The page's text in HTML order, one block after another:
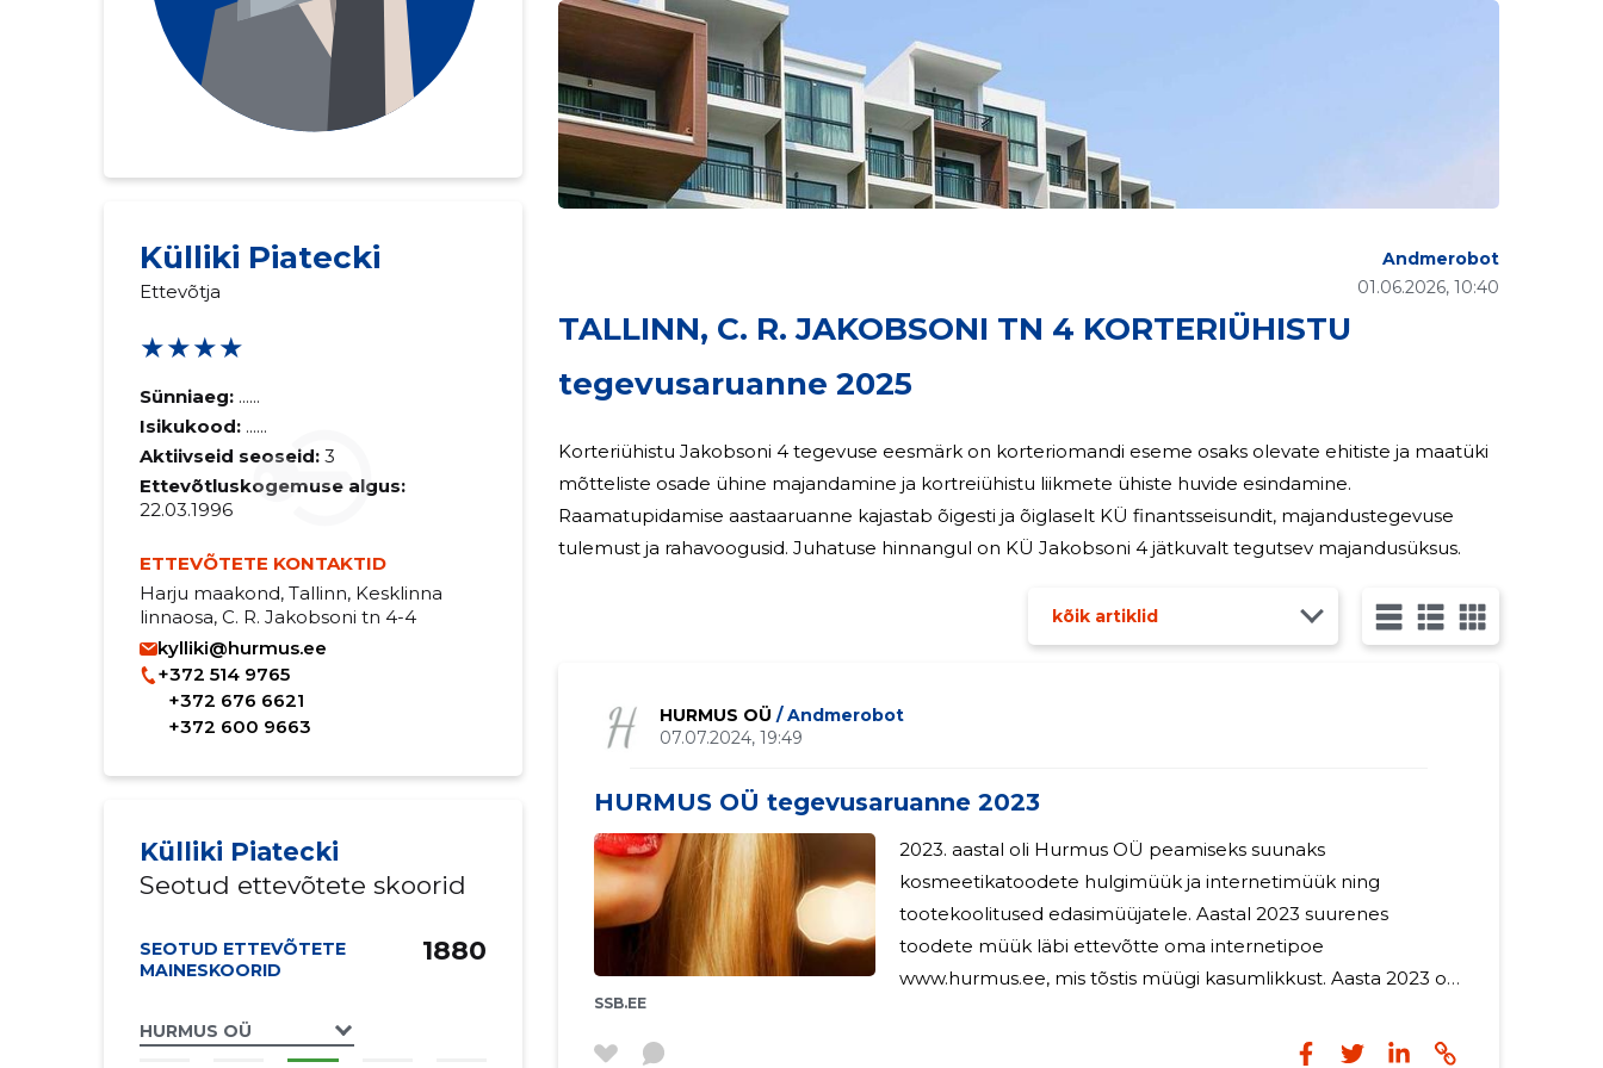
Külliki Piatecki
Ettevõtja
★★★★
Sünniaeg: ......
Isikukood: ......
Aktiivseid seoseid: 3
Ettevõtluskogemuse algus:
22.03.1996
ETTEVÕTETE KONTAKTID
Harju maakond, Tallinn, Kesklinna
linnaosa, C. R. Jakobsoni tn 4-4
kylliki@hurmus.ee
+372 514 9765
+372 676 6621
+372 600 9663
Külliki Piatecki
Seotud ettevõtete skoorid
SEOTUD ETTEVÕTETE
MAINESKOORID
HURMUS OÜ
1880
TALLINN, C. R. JAKOBSONI TN 4 KORTERIÜHISTU
tegevusaruanne 2025
01.06.2026, 10:40
Andmerobot
Korteriühistu Jakobsoni 4 tegevuse eesmärk on korteriomandi eseme osaks olevate ehitiste ja maatüki
mõtteliste osade ühine majandamine ja kortreiühistu liikmete ühiste huvide esindamine.
Raamatupidamise aastaaruanne kajastab õigesti ja õiglaselt KÜ finantsseisundit, majandustegevuse
tulemust ja rahavoogusid. Juhatuse hinnangul on KÜ Jakobsoni 4 jätkuvalt tegutsev majandusüksus.
kõik artiklid
HURMUS OÜ / Andmerobot
07.07.2024, 19:49
HURMUS OÜ tegevusaruanne 2023
SSB.EE
2023. aastal oli Hurmus OÜ peamiseks suunaks
kosmeetikatoodete hulgimüük ja internetimüük ning
tootekoolitused edasimüüjatele. Aastal 2023 suurenes
toodete müük läbi ettevõtte oma internetipoe
www.hurmus.ee, mis tõstis müügi kasumlikkust. Aasta 2023 on
muudatusi nii Eesti tegevuse organiseerimisel kui ka Soomes